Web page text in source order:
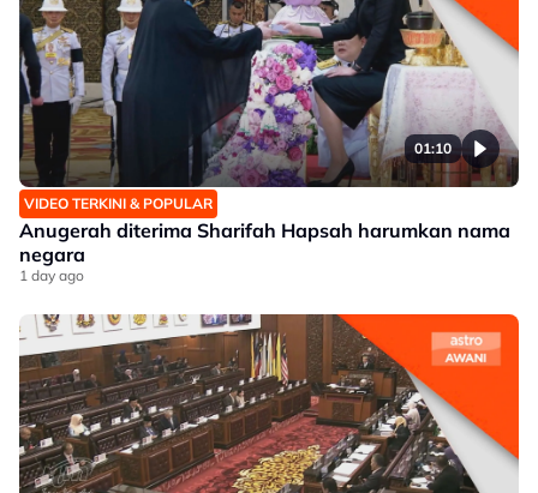
01:10
VIDEO TERKINI & POPULAR
Anugerah diterima Sharifah Hapsah harumkan nama
negara
1 day ago